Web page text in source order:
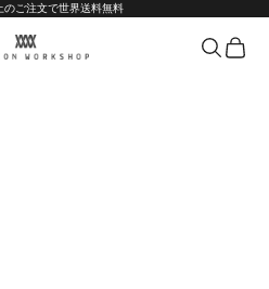
ご注文で世界送料無料
WORKSHOP
く オープン
オー